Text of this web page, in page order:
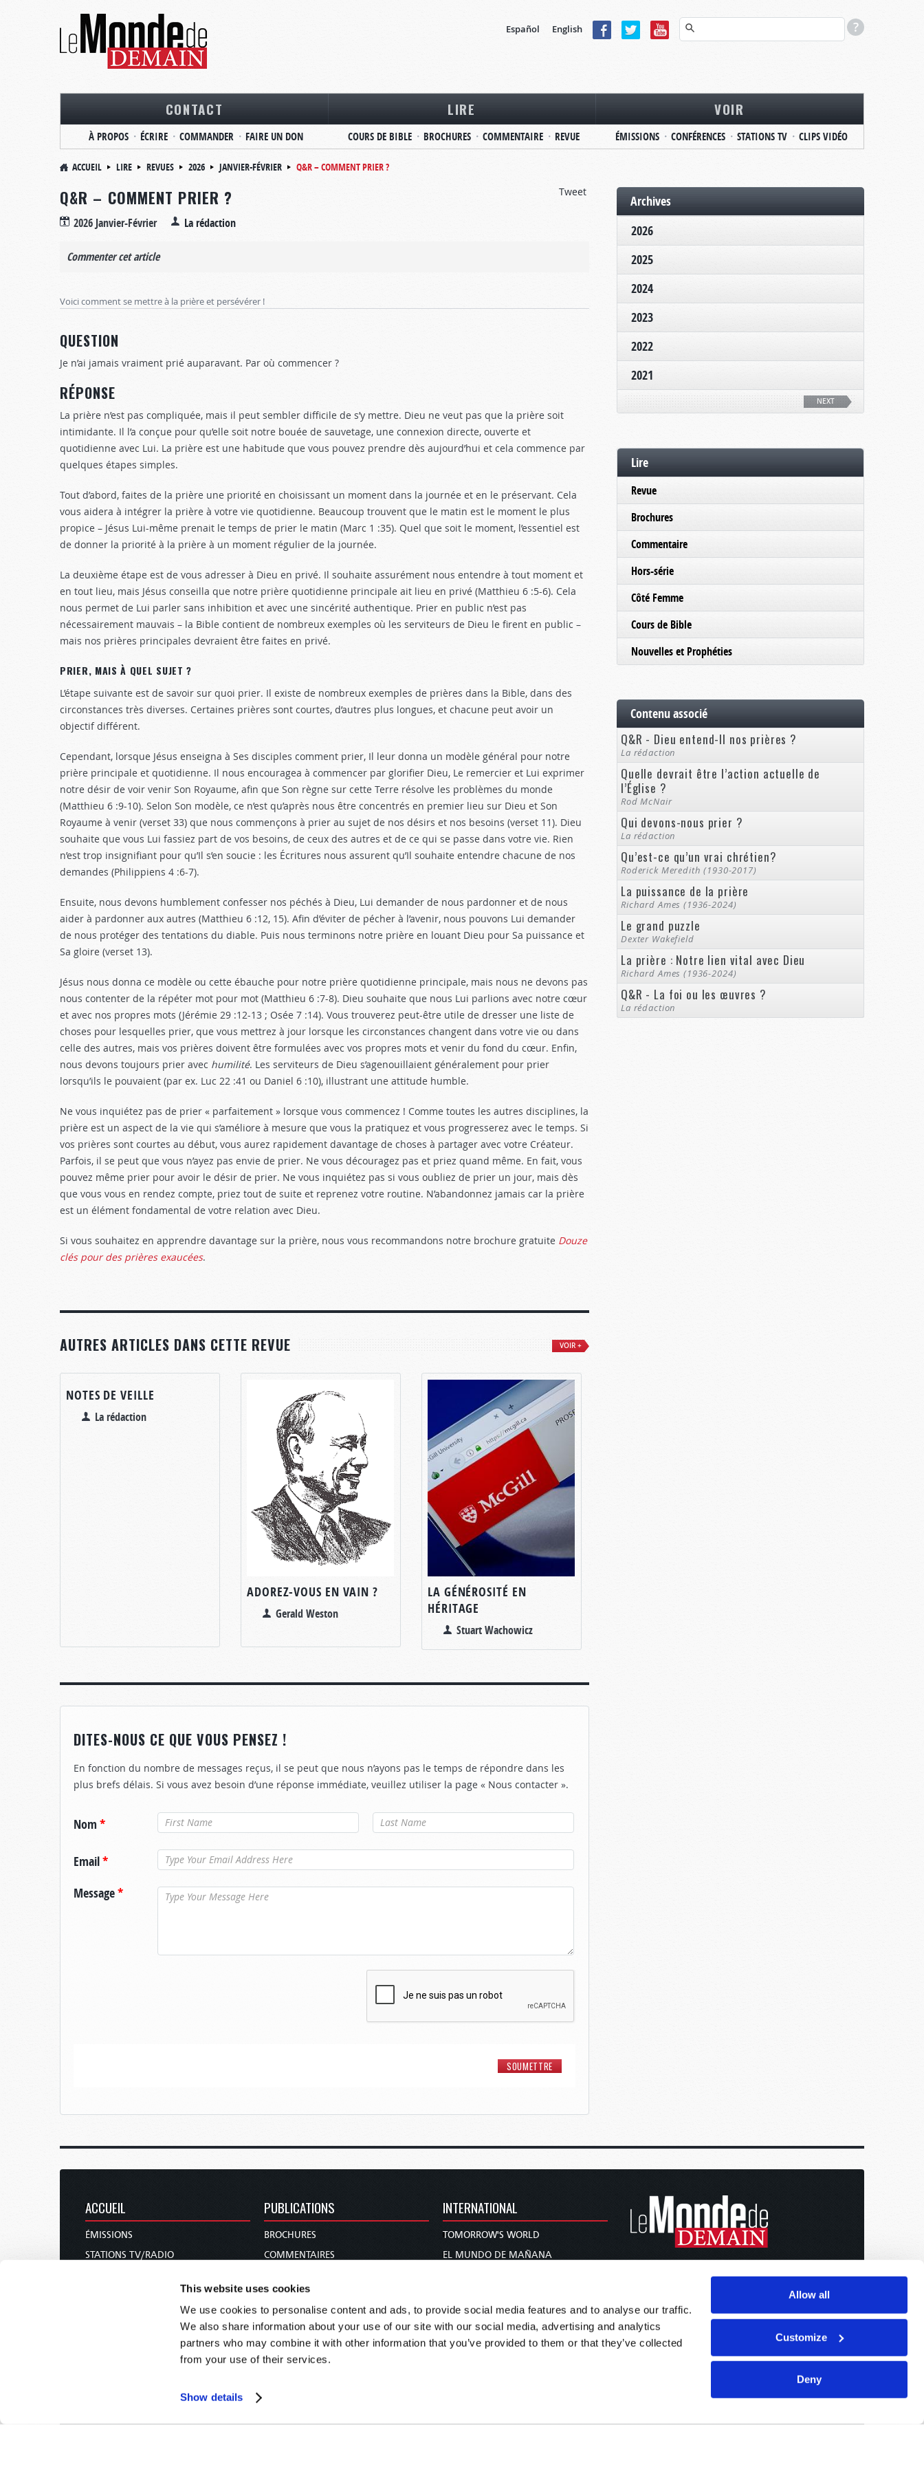
This website uses cookies
We use cookies to personalise content and ads, to provide social media features and to analyse our traffic.
We also share information about your use of our site with our social media, advertising and analytics
partners who may combine it with other information that you’ve provided to them or that they’ve collected
from your use of their services.
Show details
Allow all
Customize
Deny
Español English
CONTACT
À PROPOS ÉCRIRE COMMANDER FAIRE UN DON
LIRE
COURS DE BIBLE BROCHURES COMMENTAIRE REVUE
VOIR
ÉMISSIONS CONFÉRENCES STATIONS TV CLIPS VIDÉO
ACCUEIL LIRE REVUES 2026 JANVIER-FÉVRIER
Q&R – COMMENT PRIER ?
Tweet
Q&R – COMMENT PRIER ?
2026 Janvier-Février La rédaction
Commenter cet article
Voici comment se mettre à la prière et persévérer !
QUESTION
Je n’ai jamais vraiment prié auparavant. Par où commencer ?
RÉPONSE
La prière n’est pas compliquée, mais il peut sembler difficile de s’y mettre. Dieu ne veut pas que la prière soit
intimidante. Il l’a conçue pour qu’elle soit notre bouée de sauvetage, une connexion directe, ouverte et
quotidienne avec Lui. La prière est une habitude que vous pouvez prendre dès aujourd’hui et cela commence par
quelques étapes simples.
Tout d’abord, faites de la prière une priorité en choisissant un moment dans la journée et en le préservant. Cela
vous aidera à intégrer la prière à votre vie quotidienne. Beaucoup trouvent que le matin est le moment le plus
propice – Jésus Lui-même prenait le temps de prier le matin (Marc 1 :35). Quel que soit le moment, l’essentiel est
de donner la priorité à la prière à un moment régulier de la journée.
La deuxième étape est de vous adresser à Dieu en privé. Il souhaite assurément nous entendre à tout moment et
en tout lieu, mais Jésus conseilla que notre prière quotidienne principale ait lieu en privé (Matthieu 6 :5-6). Cela
nous permet de Lui parler sans inhibition et avec une sincérité authentique. Prier en public n’est pas
nécessairement mauvais – la Bible contient de nombreux exemples où les serviteurs de Dieu le firent en public –
mais nos prières principales devraient être faites en privé.
PRIER, MAIS À QUEL SUJET ?
L’étape suivante est de savoir sur quoi prier. Il existe de nombreux exemples de prières dans la Bible, dans des
circonstances très diverses. Certaines prières sont courtes, d’autres plus longues, et chacune peut avoir un
objectif différent.
Cependant, lorsque Jésus enseigna à Ses disciples comment prier, Il leur donna un modèle général pour notre
prière principale et quotidienne. Il nous encouragea à commencer par glorifier Dieu, Le remercier et Lui exprimer
notre désir de voir venir Son Royaume, afin que Son règne sur cette Terre résolve les problèmes du monde
(Matthieu 6 :9-10). Selon Son modèle, ce n’est qu’après nous être concentrés en premier lieu sur Dieu et Son
Royaume à venir (verset 33) que nous commençons à prier au sujet de nos désirs et nos besoins (verset 11). Dieu
souhaite que vous Lui fassiez part de vos besoins, de ceux des autres et de ce qui se passe dans votre vie. Rien
n’est trop insignifiant pour qu’Il s’en soucie : les Écritures nous assurent qu’Il souhaite entendre chacune de nos
demandes (Philippiens 4 :6-7).
Ensuite, nous devons humblement confesser nos péchés à Dieu, Lui demander de nous pardonner et de nous
aider à pardonner aux autres (Matthieu 6 :12, 15). Afin d’éviter de pécher à l’avenir, nous pouvons Lui demander
de nous protéger des tentations du diable. Puis nous terminons notre prière en louant Dieu pour Sa puissance et
Sa gloire (verset 13).
Jésus nous donna ce modèle ou cette ébauche pour notre prière quotidienne principale, mais nous ne devons pas
nous contenter de la répéter mot pour mot (Matthieu 6 :7-8). Dieu souhaite que nous Lui parlions avec notre cœur
et avec nos propres mots (Jérémie 29 :12-13 ; Osée 7 :14). Vous trouverez peut-être utile de dresser une liste de
choses pour lesquelles prier, que vous mettrez à jour lorsque les circonstances changent dans votre vie ou dans
celle des autres, mais vos prières doivent être formulées avec vos propres mots et venir du fond du cœur. Enfin,
nous devons toujours prier avec humilité. Les serviteurs de Dieu s’agenouillaient généralement pour prier
lorsqu’ils le pouvaient (par ex. Luc 22 :41 ou Daniel 6 :10), illustrant une attitude humble.
Ne vous inquiétez pas de prier « parfaitement » lorsque vous commencez ! Comme toutes les autres disciplines, la
prière est un aspect de la vie qui s’améliore à mesure que vous la pratiquez et vous progresserez avec le temps. Si
vos prières sont courtes au début, vous aurez rapidement davantage de choses à partager avec votre Créateur.
Parfois, il se peut que vous n’ayez pas envie de prier. Ne vous découragez pas et priez quand même. En fait, vous
pouvez même prier pour avoir le désir de prier. Ne vous inquiétez pas si vous oubliez de prier un jour, mais dès
que vous vous en rendez compte, priez tout de suite et reprenez votre routine. N’abandonnez jamais car la prière
est un élément fondamental de votre relation avec Dieu.
Si vous souhaitez en apprendre davantage sur la prière, nous vous recommandons notre brochure gratuite Douze
clés pour des prières exaucées.
AUTRES ARTICLES DANS CETTE REVUE VOIR +
NOTES DE VEILLE
La rédaction
ADOREZ-VOUS EN VAIN ?
Gerald Weston
LA GÉNÉROSITÉ EN
HÉRITAGE
Stuart Wachowicz
DITES-NOUS CE QUE VOUS PENSEZ !
En fonction du nombre de messages reçus, il se peut que nous n’ayons pas le temps de répondre dans les
plus brefs délais. Si vous avez besoin d’une réponse immédiate, veuillez utiliser la page « Nous contacter ».
Nom *
Nom de
famille*
Email*
Message*
Archives
2026
2025
2024
2023
2022
2021
NEXT
Lire
Revue
Brochures
Commentaire
Hors-série
Côté Femme
Cours de Bible
Nouvelles et Prophéties
Contenu associé
Q&R - Dieu entend-Il nos prières ?
La rédaction
Quelle devrait être l’action actuelle de
l’Église ?
Rod McNair
Qui devons-nous prier ?
La rédaction
Qu’est-ce qu’un vrai chrétien?
Roderick Meredith (1930-2017)
La puissance de la prière
Richard Ames (1936-2024)
Le grand puzzle
Dexter Wakefield
La prière : Notre lien vital avec Dieu
Richard Ames (1936-2024)
Q&R - La foi ou les œuvres ?
La rédaction
ACCUEIL
ÉMISSIONS
STATIONS TV/RADIO
COMMANDER & S’ABONNER
PUBLICATIONS
BROCHURES
COMMENTAIRES
NOUVELLES ET PROPHÉTIES
CÔTÉ FEMMES
INTERNATIONAL
TOMORROW'S WORLD
EL MUNDO DE MAÑANA
WERELD VAN MORE
O MUNDO DE AMANHÃ